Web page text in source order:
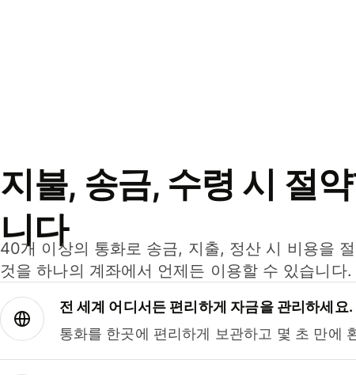
지불, 송금, 수령 시 절
니다
40개 이상의 통화로 송금, 지출, 정산 시 비용을
것을 하나의 계좌에서 언제든 이용할 수 있습니다.
전 세계 어디서든 편리하게 자금을 관리하세요.
통화를 한곳에 편리하게 보관하고 몇 초 만에